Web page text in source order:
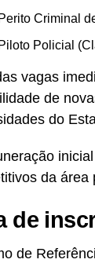
Perito Criminal
Piloto Policial
vagas
de
do
da área
de
de